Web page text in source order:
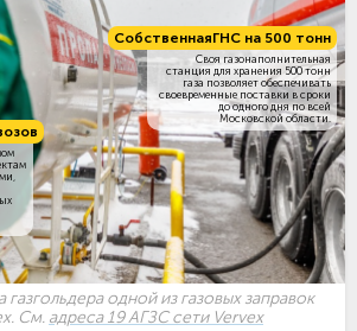
СобственнаяГНС на 500 тонн
Своя газонаполнительная
станция для хранения 500 тонн
газа позволяет обеспечивать
своевременные поставки в сроки
до одного дня по всей
Московской области.
газгольдера одной из газовых заправок
См. адреса 19 АГЗС сети Vervex